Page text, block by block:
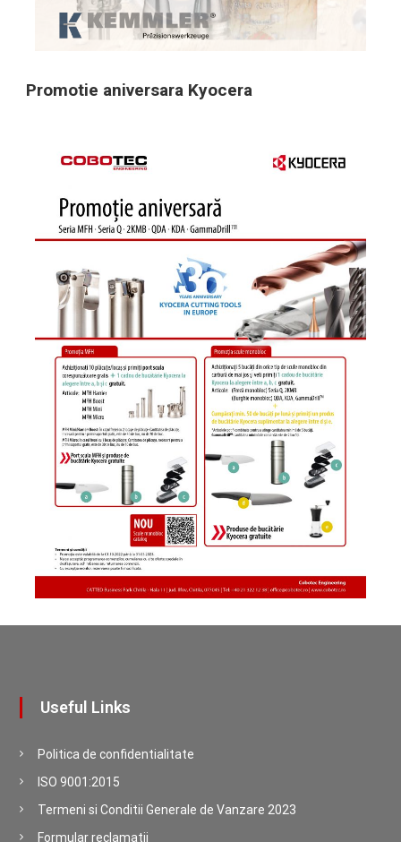
Promotie aniversara Kyocera
Useful Links
Politica de confidentialitate
ISO 9001:2015
Termeni si Conditii Generale de Vanzare 2023
Formular reclamatii